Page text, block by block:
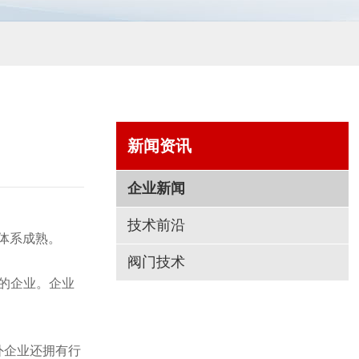
系成熟。
企业。企业
企业还拥有行
新闻资讯
企业新闻
技术前沿
阀门技术